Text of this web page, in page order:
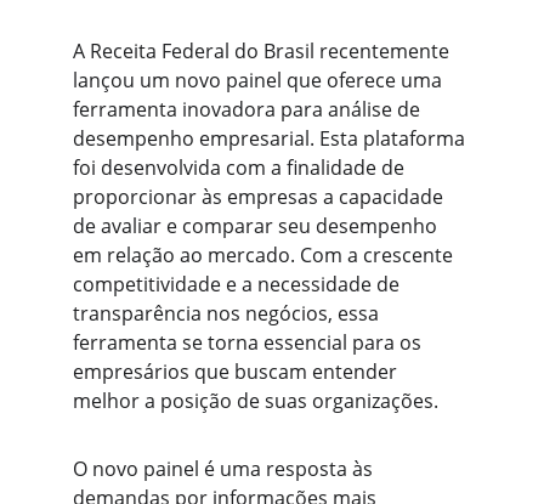
A Receita Federal do Brasil recentemente
lançou um novo painel que oferece uma
ferramenta inovadora para análise de
desempenho empresarial. Esta plataforma
foi desenvolvida com a finalidade de
proporcionar às empresas a capacidade
de avaliar e comparar seu desempenho
em relação ao mercado. Com a crescente
competitividade e a necessidade de
transparência nos negócios, essa
ferramenta se torna essencial para os
empresários que buscam entender
melhor a posição de suas organizações.
O novo painel é uma resposta às
demandas por informações mais